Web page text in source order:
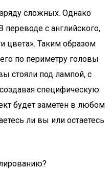
сложных. Однако
переводе с английского,
цвета». Таким образом
по периметру головы
стояли под лампой, с
специфическую
будет заметен в любом
ли вы или остаетесь